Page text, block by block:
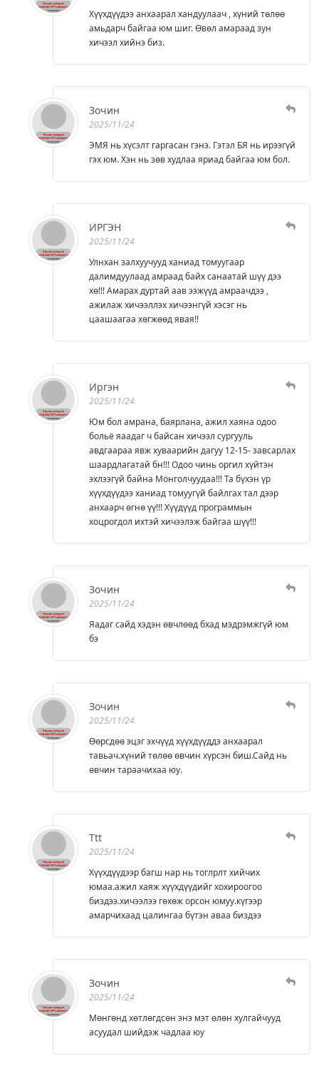
Хүүхдүүдээ анхаарал хандуулаач , хүний төлөө
амьдарч байгаа юм шиг. Өвөл амараад зун
хичээл хийнэ биз.
Зочин
2025/11/24
ЭМЯ нь хүсэлт гаргасан гэнэ. Гэтэл БЯ нь ирээгүй
гэх юм. Хэн нь зөв худлаа яриад байгаа юм бол.
ИРГЭН
2025/11/24
Улнхан залхуучууд ханиад томуугаар
далимдуулаад амраад байх санаатай шүү дээ
хө!!! Амарах дуртай аав ээжүүд амраачдээ ,
ажилаж хичээллэх хичээнгүй хэсэг нь
цаашаагаа хөгжөөд явая!!
Иргэн
2025/11/24
Юм бол амрана, баярлана, ажил хаяна одоо
больё яаадаг ч байсан хичээл сургууль
авдгаараа явж хуваарийн дагуу 12-15- завсарлах
шаардлагатай бн!!! Одоо чинь оргил хүйтэн
эхлээгүй байна Монголчуудаа!!! Та бүхэн үр
хүүхдүүдээ ханиад томуугүй байлгах тал дээр
анхаарч өгнө үү!!! Хүүдүүд программын
хоцрогдол ихтэй хичээлэж байгаа шүү!!!
Зочин
2025/11/24
Яадаг сайд хэдэн өвчлөөд бхад мэдрэмжгүй юм
бэ
Зочин
2025/11/24
Өөрсдөө эцэг эхчүүд хүүхдүүддэ анхаарал
тавьач.хүний төлөө өвчин хүрсэн биш.Сайд нь
өвчин тараачихаа юу.
Ttt
2025/11/24
Хүүхдүүдээр багш нар нь тоглрлт хийчих
юмаа.ажил хаяж хүүхдүүдийг хохироогоо
биздээ.хичээлээ гөхөж орсон юмуу.күгээр
амарчихаад цалингаа бүтэн аваа биздээ
Зочин
2025/11/24
Мөнгөнд хөтлөгдсөн энэ мэт өлөн хулгайчууд
асуудал шийдэж чадлаа юу